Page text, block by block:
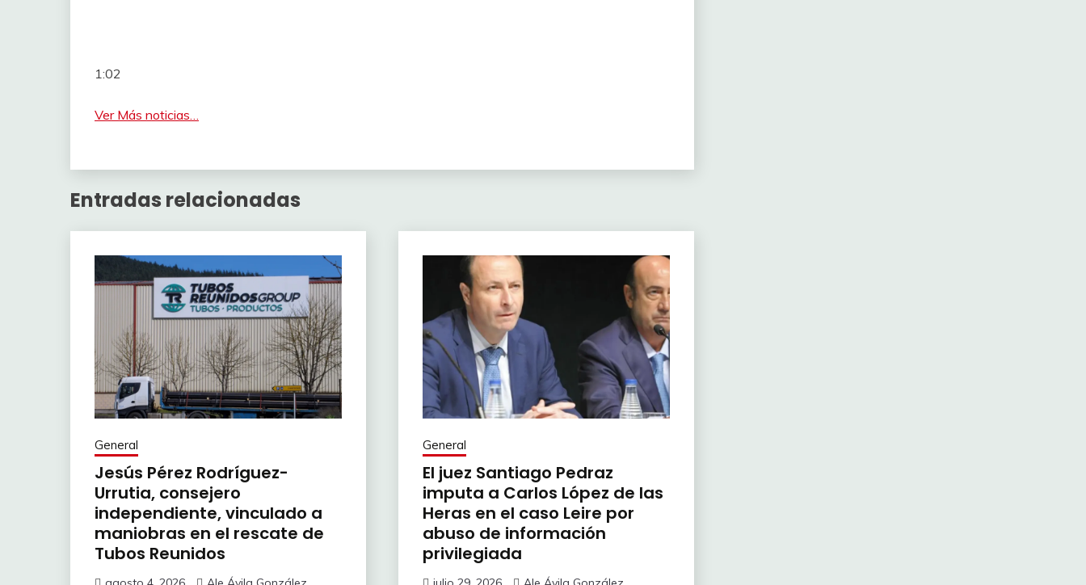
1:02
Ver Más noticias…
Entradas relacionadas
General
Jesús Pérez Rodríguez-
Urrutia, consejero
independiente, vinculado a
maniobras en el rescate de
Tubos Reunidos
General
El juez Santiago Pedraz
imputa a Carlos López de las
Heras en el caso Leire por
abuso de información
privilegiada